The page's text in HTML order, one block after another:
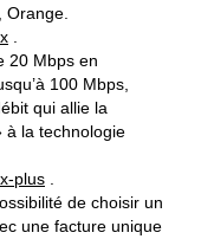
Orange.
20 Mbps en
100 Mbps,
qui allie la
à la technologie
plus
de choisir un
une facture unique